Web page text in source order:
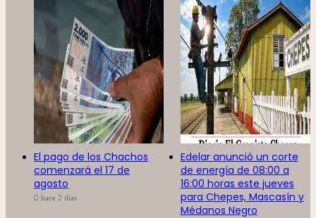
El pago de los Chachos
comenzará el 17 de
agosto
hace 2 días
Edelar anunció un corte
de energía de 08:00 a
16:00 horas este jueves
para Chepes, Mascasín y
Médanos Negro